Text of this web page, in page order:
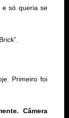
e só queria se
Primeiro foi
Câmera